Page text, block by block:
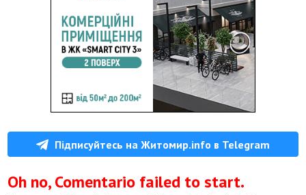
Підписуйтесь на Житомир.info в Telegram
Oh no, Comentario failed to start.